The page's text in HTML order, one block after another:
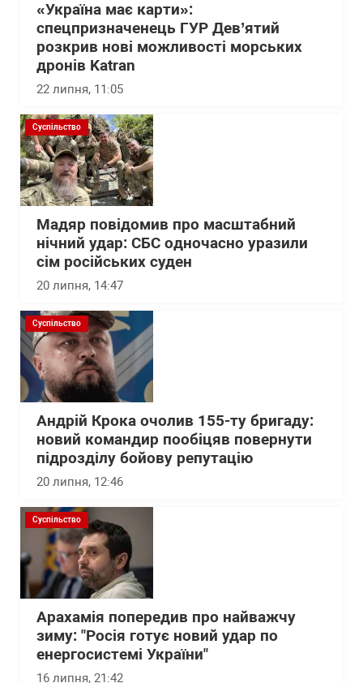
«Україна має карти»:
спецпризначенець ГУР Дев’ятий
розкрив нові можливості морських
дронів Katran
22 липня, 11:05
Суспільство
Мадяр повідомив про масштабний
нічний удар: СБС одночасно уразили
сім російських суден
20 липня, 14:47
Суспільство
Андрій Крока очолив 155-ту бригаду:
новий командир пообіцяв повернути
підрозділу бойову репутацію
20 липня, 12:46
Суспільство
Арахамія попередив про найважчу
зиму: "Росія готує новий удар по
енергосистемі України"
16 липня, 21:42